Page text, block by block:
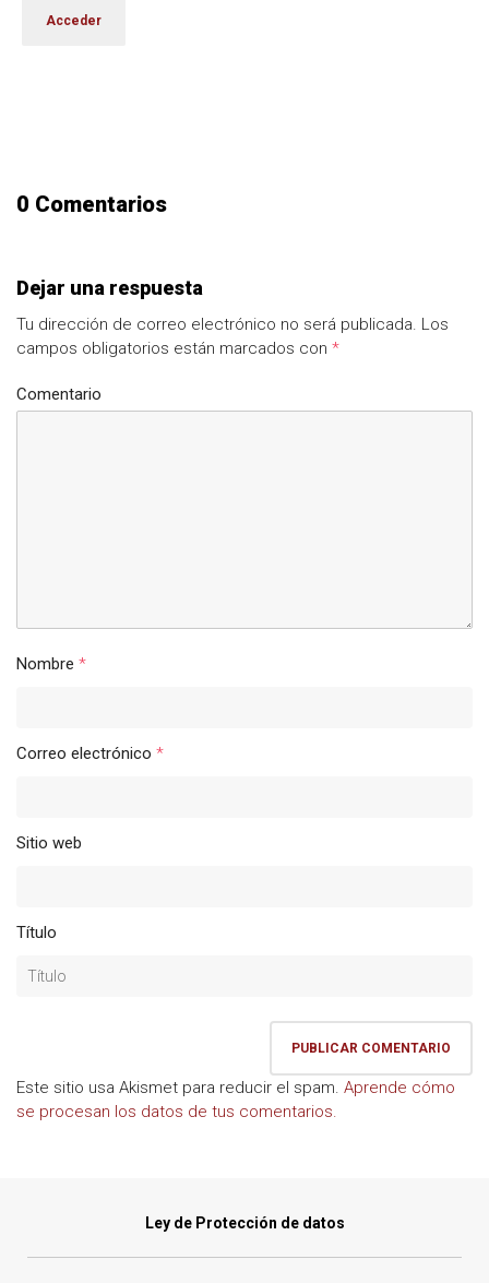
0 Comentarios
Dejar una respuesta
Tu dirección de correo electrónico no será publicada. Los
campos obligatorios están marcados con *
Comentario
Nombre *
Correo electrónico *
Sitio web
Título
Este sitio usa Akismet para reducir el spam. Aprende cómo
se procesan los datos de tus comentarios.
Ley de Protección de datos